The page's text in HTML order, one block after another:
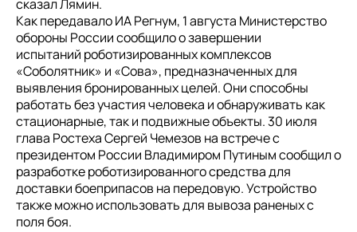
сказал Лямин.
Как передавало ИА Регнум, 1 августа Министерство
обороны России сообщило о завершении
испытаний роботизированных комплексов
«Соболятник» и «Сова», предназначенных для
выявления бронированных целей. Они способны
работать без участия человека и обнаруживать как
стационарные, так и подвижные объекты. 30 июля
глава Ростеха Сергей Чемезов на встрече с
президентом России Владимиром Путиным сообщил о
разработке роботизированного средства для
доставки боеприпасов на передовую. Устройство
также можно использовать для вывоза раненых с
поля боя.